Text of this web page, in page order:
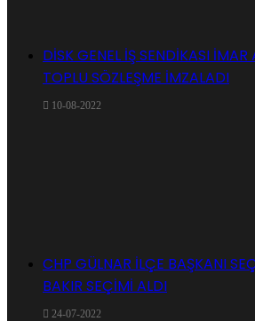
DİSK GENEL İŞ SENDİKASI İMAR
TOPLU SÖZLEŞME İMZALADI
10-08-2022
CHP GÜLNAR İLÇE BAŞKANI
BAKIR SEÇİMİ ALDI
24-07-2022